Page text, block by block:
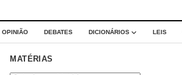
OPINIÃO DEBATES DICIONÁRIOS LEIS
MATÉRIAS